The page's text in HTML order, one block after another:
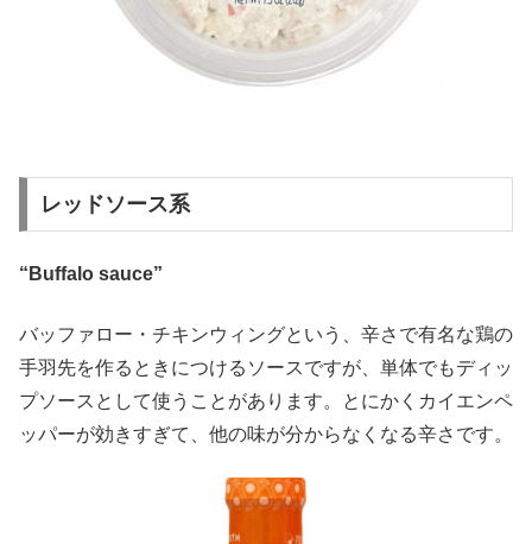
レッドソース系
“Buffalo sauce”
バッファロー・チキンウィングという、辛さで有名な鶏の
手羽先を作るときにつけるソースですが、単体でもディッ
プソースとして使うことがあります。とにかくカイエンペ
ッパーが効きすぎて、他の味が分からなくなる辛さです。